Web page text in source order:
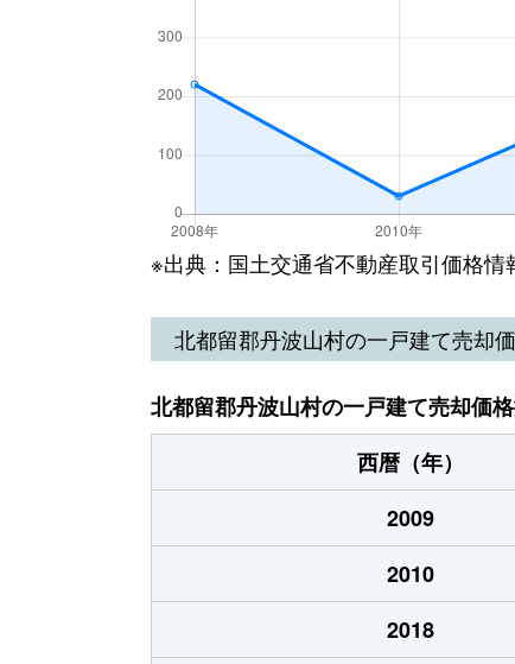
※出典：国土交通省不動産取引価格情
北都留郡丹波山村の一戸建て売却
北都留郡丹波山村の一戸建て売却価
西暦（年）
2009
2010
2018